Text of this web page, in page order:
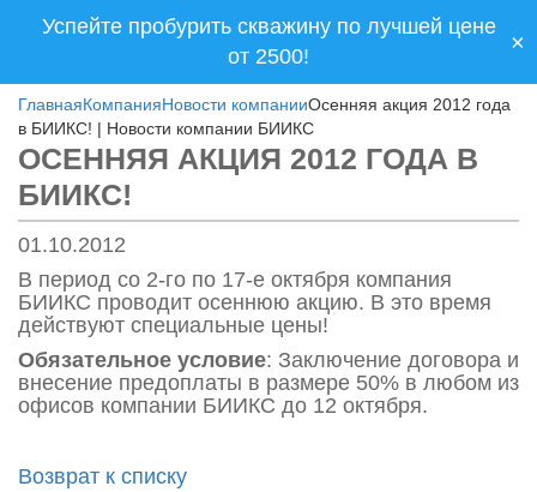
Успейте пробурить скважину по лучшей цене
от 2500!
×
ГлавнаяКомпанияНовости компанииОсенняя акция 2012 года
в БИИКС! | Новости компании БИИКС
ОСЕННЯЯ АКЦИЯ 2012 ГОДА В
БИИКС!
01.10.2012
В период со 2-го по 17-е октября компания
БИИКС проводит осеннюю акцию. В это время
действуют специальные цены!
Обязательное условие: Заключение договора и
внесение предоплаты в размере 50% в любом из
офисов компании БИИКС до 12 октября.
Возврат к списку